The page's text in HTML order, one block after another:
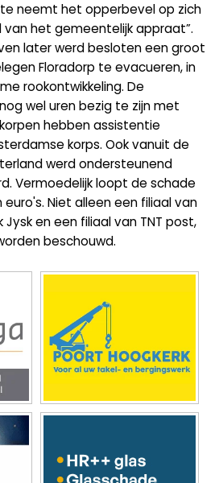
neemt het opperbevel op zich
het gemeentelijk appraat”.
later werd besloten een groot
Floradorp te evacueren, in
rookontwikkeling. De
wel uren bezig te zijn met
hebben assistentie
korps. Ook vanuit de
werd ondersteunend
Vermoedelijk loopt de schade
Niet alleen een filiaal van
Jysk en een filiaal van TNT post,
beschouwd.